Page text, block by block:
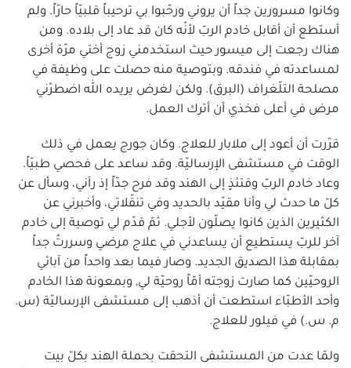
وكانوا مسرورين جداً أن يروني ورحّبوا بي ترحيباً قلبيّاً حارّاً. ولم
أستطع أن أقابل خادم الربّ لأنّه كان قد عاد إلى بلاده. ومن
هناك رجعت إلى ميسور حيث استخدمني زوج أختي مرّة أخرى
لمساعدته في فندقه. وبتوصية منه حصلت على وظيفة في
مصلحة التلّغراف (البرق). ولكن لغرض يريده الله اضطرّني
مرض في أعلى فخذي أن أترك العمل.
قرّرت أن أعود إلى ملابار للعلاج. وكان جورج يعمل في ذلك
الوقت في مستشفى الإرساليّة. وقد ساعد على فحصي طبيّاً.
وعاد خادم الربّ وقتئذٍ إلى الهند وقد فرح جدّاً إذ رآني، وسأل عن
كلّ ما حدث لي وأنا مقيّد بالحديد وفي تنقّلاتي، وأخبرني عن
الكثيرين الذين كانوا يصلّون لأجلي. ثمّ قدّم لي توصية إلى خادم
آخر للربّ يستطيع أن يساعدني في علاج مرضي وسررتُ جداً
بمقابلة هذا الصديق الجديد. وصار فيما بعد واحداً من آبائي
الروحيّين كما صارت زوجته أمّاً روحيّة لي, وبمعونة هذا الخادم
وأحد الأطبّاء استطعت أن أذهب إلى مستشفى الإرساليّة (س.
م. س.) في فيلور للعلاج.
ولمّا عدت من المستشفى التحقت بحملة الهند بكلّ بيت